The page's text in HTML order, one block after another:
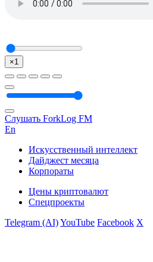
×1
Слушать ForkLog FM
En
Искусственный интеллект
Дайджест месяца
Корпораты
Цены криптовалют
Спецпроекты
Telegram (AI)YouTube Facebook X